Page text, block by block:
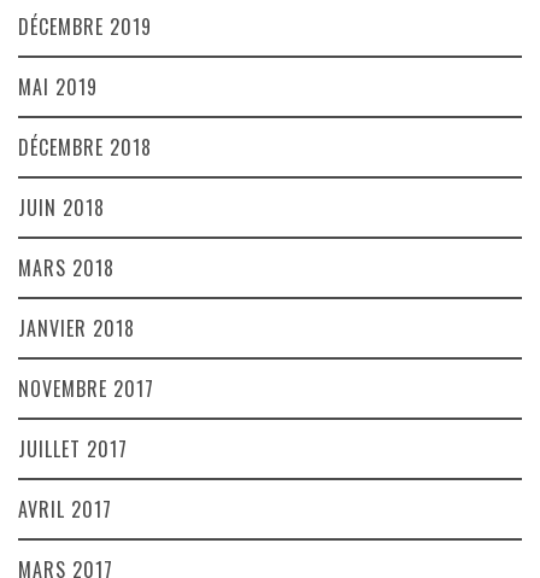
DÉCEMBRE 2019
MAI 2019
DÉCEMBRE 2018
JUIN 2018
MARS 2018
JANVIER 2018
NOVEMBRE 2017
JUILLET 2017
AVRIL 2017
MARS 2017